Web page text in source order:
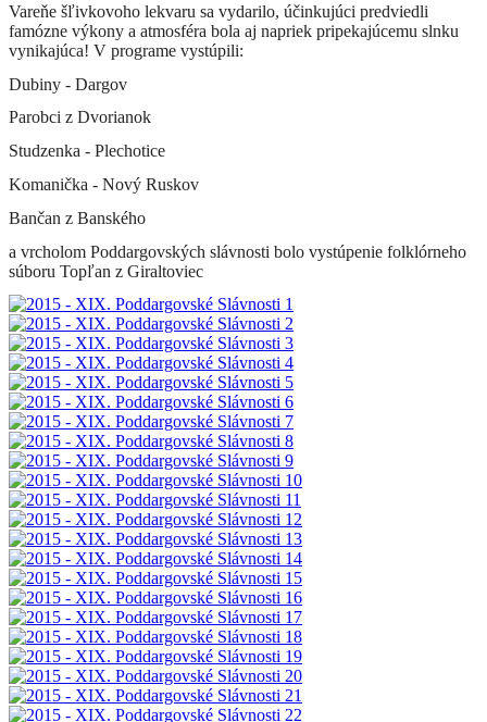
Vareňe šľivkovoho lekvaru sa vydarilo, účinkujúci predviedli
famózne výkony a atmosféra bola aj napriek pripekajúcemu slnku
vynikajúca! V programe vystúpili:
Dubiny - Dargov
Parobci z Dvorianok
Studzenka - Plechotice
Komanička - Nový Ruskov
Bančan z Banského
a vrcholom Poddargovských slávnosti bolo vystúpenie folklórneho
súboru Topľan z Giraltoviec